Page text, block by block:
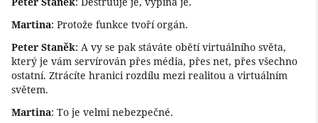
Martina: Protože funkce tvoří orgán.
Peter Staněk: A vy se pak stáváte obětí virtuálního světa,
který je vám servírován přes média, přes net, přes všechno
ostatní. Ztrácíte hranici rozdílu mezi realitou a virtuálním
světem.
Martina: To je velmi nebezpečné.